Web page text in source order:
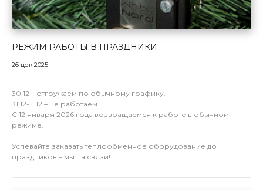
РЕЖИМ РАБОТЫ В ПРАЗДНИКИ
26 дек 2025
30.12 – отгружаем по обычному графику.
31.12-11.12 – не работаем.
С 12 января 2026 года возвращаемся к работе в обычном
режиме.
Успевайте заказать теплообменное оборудование до
праздников – мы на связи!